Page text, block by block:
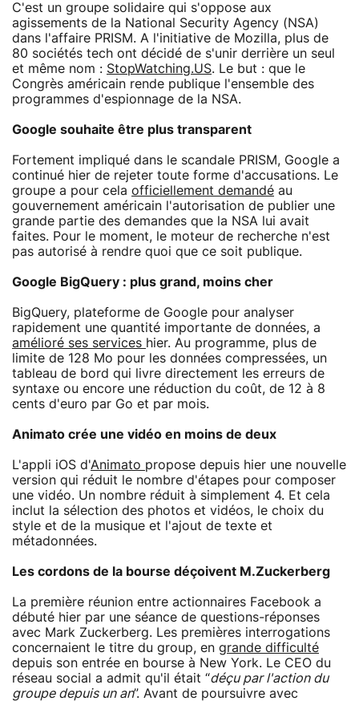
C'est un groupe solidaire qui s'oppose aux
agissements de la National Security Agency (NSA)
dans l'affaire PRISM. A l'initiative de Mozilla, plus de
80 sociétés tech ont décidé de s'unir derrière un seul
et même nom : StopWatching.US. Le but : que le
Congrès américain rende publique l'ensemble des
programmes d'espionnage de la NSA.
Google souhaite être plus transparent
Fortement impliqué dans le scandale PRISM, Google a
continué hier de rejeter toute forme d'accusations. Le
groupe a pour cela officiellement demandé au
gouvernement américain l'autorisation de publier une
grande partie des demandes que la NSA lui avait
faites. Pour le moment, le moteur de recherche n'est
pas autorisé à rendre quoi que ce soit publique.
Google BigQuery : plus grand, moins cher
BigQuery, plateforme de Google pour analyser
rapidement une quantité importante de données, a
amélioré ses services hier. Au programme, plus de
limite de 128 Mo pour les données compressées, un
tableau de bord qui livre directement les erreurs de
syntaxe ou encore une réduction du coût, de 12 à 8
cents d'euro par Go et par mois.
Animato crée une vidéo en moins de deux
L'appli iOS d'Animato propose depuis hier une nouvelle
version qui réduit le nombre d'étapes pour composer
une vidéo. Un nombre réduit à simplement 4. Et cela
inclut la sélection des photos et vidéos, le choix du
style et de la musique et l'ajout de texte et
métadonnées.
Les cordons de la bourse déçoivent M.Zuckerberg
La première réunion entre actionnaires Facebook a
débuté hier par une séance de questions-réponses
avec Mark Zuckerberg. Les premières interrogations
concernaient le titre du group, en grande difficulté
depuis son entrée en bourse à New York. Le CEO du
réseau social a admit qu'il était “déçu par l'action du
groupe depuis un an”. Avant de poursuivre avec